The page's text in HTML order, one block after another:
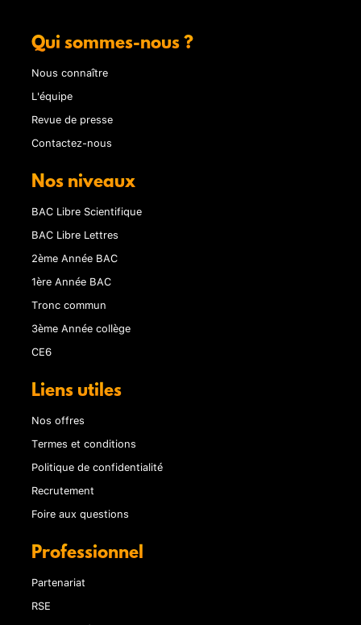
Qui sommes-nous ?
Nous connaître
L'équipe
Revue de presse
Contactez-nous
Nos niveaux
BAC Libre Scientifique
BAC Libre Lettres
2ème Année BAC
1ère Année BAC
Tronc commun
3ème Année collège
CE6
Liens utiles
Nos offres
Termes et conditions
Politique de confidentialité
Recrutement
Foire aux questions
Professionnel
Partenariat
RSE